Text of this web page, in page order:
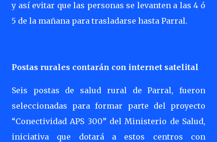
y así evitar que las personas se levanten a las 4 ó
5 de la mañana para trasladarse hasta Parral.
Postas rurales contarán con internet satelital
Seis postas de salud rural de Parral, fueron
seleccionadas para formar parte del proyecto
“Conectividad APS 300” del Ministerio de Salud,
iniciativa que dotará a estos centros con